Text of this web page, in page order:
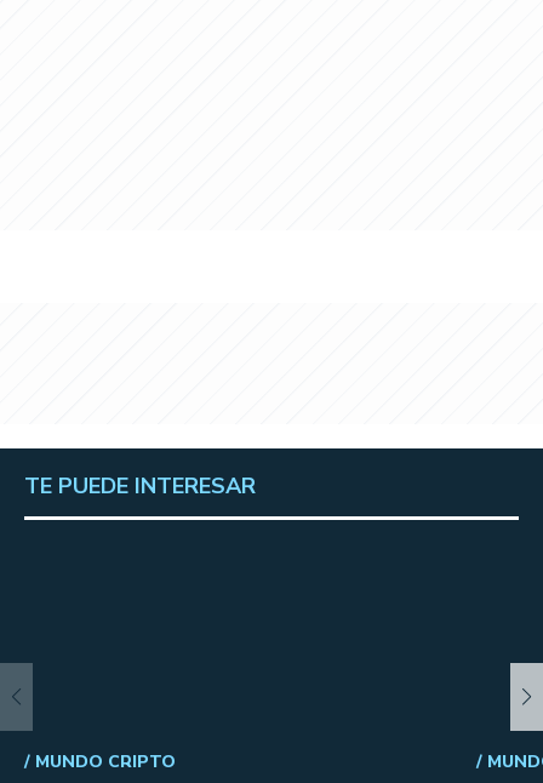
TE PUEDE INTERESAR
/ MUNDO CRIPTO /